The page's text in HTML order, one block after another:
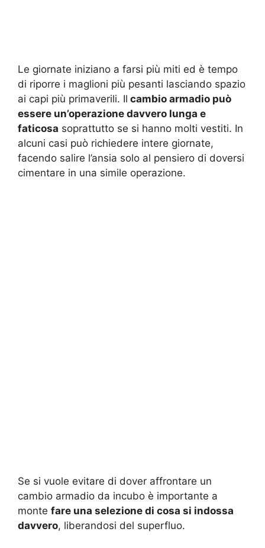
Le giornate iniziano a farsi più miti ed è tempo
di riporre i maglioni più pesanti lasciando spazio
ai capi più primaverili. Il cambio armadio può
essere un’operazione davvero lunga e
faticosa soprattutto se si hanno molti vestiti. In
alcuni casi può richiedere intere giornate,
facendo salire l’ansia solo al pensiero di doversi
cimentare in una simile operazione.
Se si vuole evitare di dover affrontare un
cambio armadio da incubo è importante a
monte fare una selezione di cosa si indossa
davvero, liberandosi del superfluo.